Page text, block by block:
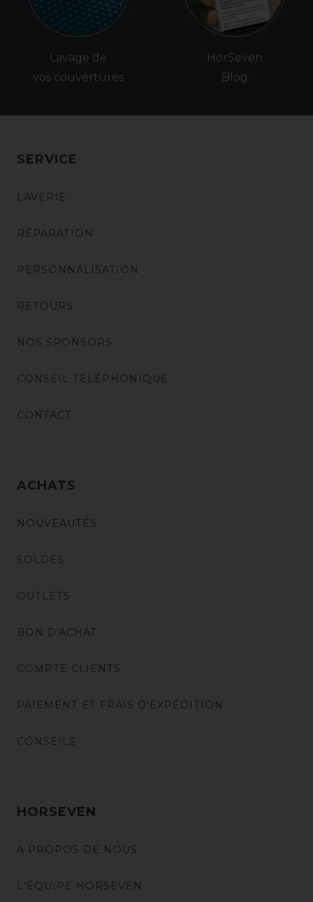
Lavage de
vos couvertures
HorSeven
Blog
SERVICE
LAVERIE
RÉPARATION
PERSONNALISATION
RETOURS
NOS SPONSORS
CONSEIL TÉLÉPHONIQUE
CONTACT
ACHATS
NOUVEAUTÉS
SOLDES
OUTLETS
BON D'ACHAT
COMPTE CLIENTS
PAIEMENT ET FRAIS D'EXPÉDITION
CONSEILS
HORSEVEN
A PROPOS DE NOUS
L'ÉQUIPE HORSEVEN